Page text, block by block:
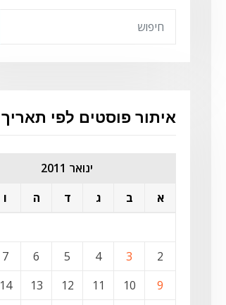
איתור פוסטים לפי תאריך
ינואר 2011
א
ב ג ד ה ו
2
3
4
5
6
7
9
10
11
12
13
14